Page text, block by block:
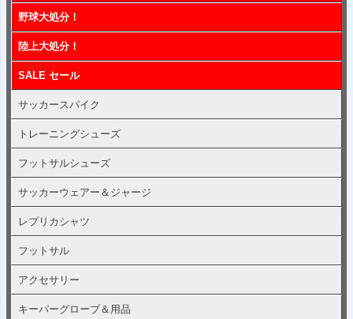
野球大処分！
陸上大処分！
SALE セール
サッカースパイク
トレーニングシューズ
フットサルシューズ
サッカーウェアー＆ジャージ
レプリカシャツ
フットサル
アクセサリー
キーパーグローブ＆用品